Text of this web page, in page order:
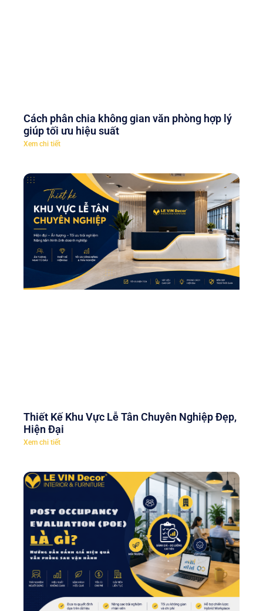
Cách phân chia không gian văn phòng hợp lý
giúp tối ưu hiệu suất
Xem chi tiết
Thiết Kế Khu Vực Lễ Tân Chuyên Nghiệp Đẹp,
Hiện Đại
Xem chi tiết